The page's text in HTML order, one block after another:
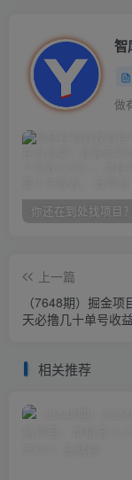
智
做
上一篇
（7648期）掘金项
天必撸几十单号收
相关推荐